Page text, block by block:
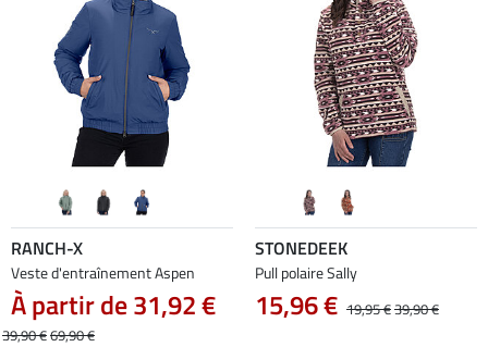
RANCH-X
Veste d'entraînement Aspen
À partir de 31,92 €
39,90 €69,90 €
STONEDEEK
Pull polaire Sally
15,96 € 19,95 €39,90 €